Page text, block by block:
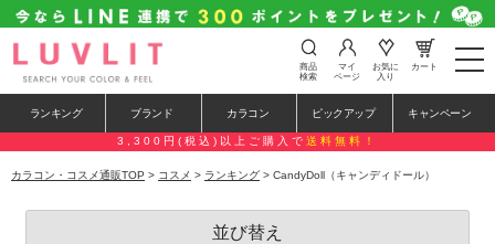
t
o
e
n
商品
検索
マイ
ページ
お気に
入り
カート
ランキング ブランド カラコン ピックアップ キャンペーン
3,300円(税込)以上ご購入で 送料無料！
カラコン・コスメ通販TOP > コスメ > ランキング > CandyDoll（キャンディドール）
並び替え